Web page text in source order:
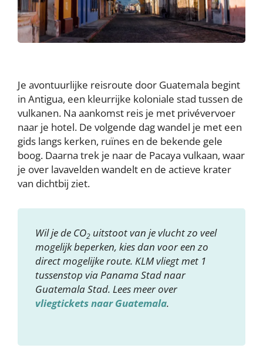
Je avontuurlijke reisroute door Guatemala begint
in Antigua, een kleurrijke koloniale stad tussen de
vulkanen. Na aankomst reis je met privévervoer
naar je hotel. De volgende dag wandel je met een
gids langs kerken, ruïnes en de bekende gele
boog. Daarna trek je naar de Pacaya vulkaan, waar
je over lavavelden wandelt en de actieve krater
van dichtbij ziet.
Wil je de CO2 uitstoot van je vlucht zo veel
mogelijk beperken, kies dan voor een zo
direct mogelijke route. KLM vliegt met 1
tussenstop via Panama Stad naar
Guatemala Stad. Lees meer over
vliegtickets naar Guatemala.